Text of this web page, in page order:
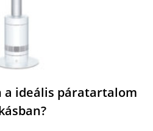
a ideális páratartalom